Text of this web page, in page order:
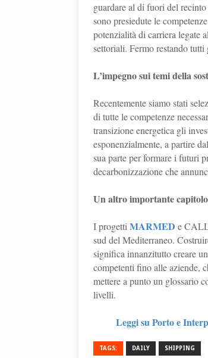
guardare al di fuori del
sono presiedute le
potenzialità di carriera legate
settoriali. Fermo restando
L’impegno sui temi della
Recentemente siamo stati
di tutte le competenze
transizione energetica gli
esponenzialmente, a partire
sua parte per formare i futuri
decarbonizzazione che
Un altro importante
I progetti MARMED e
sud del Mediterraneo.
significa innanzitutto creare
competenti fino alle aziende,
mettere a punto un glossario
livelli.
Leggi su Porto e
TAGS: DAILY SHIPPING